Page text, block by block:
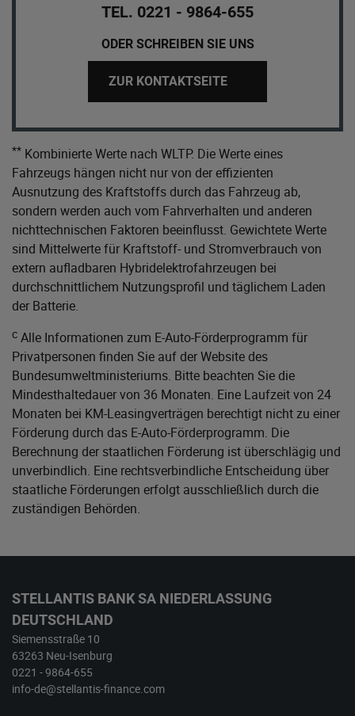
TEL. 0221 - 9864-655
ODER SCHREIBEN SIE UNS
ZUR KONTAKTSEITE
** Kombinierte Werte nach WLTP. Die Werte eines
Fahrzeugs hängen nicht nur von der effizienten
Ausnutzung des Kraftstoffs durch das Fahrzeug ab,
sondern werden auch vom Fahrverhalten und anderen
nichttechnischen Faktoren beeinflusst. Gewichtete Werte
sind Mittelwerte für Kraftstoff- und Stromverbrauch von
extern aufladbaren Hybridelektrofahrzeugen bei
durchschnittlichem Nutzungsprofil und täglichem Laden
der Batterie.
c Alle Informationen zum E-Auto-Förderprogramm für
Privatpersonen finden Sie auf der Website des
Bundesumweltministeriums. Bitte beachten Sie die
Mindesthaltedauer von 36 Monaten. Eine Laufzeit von 24
Monaten bei KM-Leasingverträgen berechtigt nicht zu einer
Förderung durch das E-Auto-Förderprogramm. Die
Berechnung der staatlichen Förderung ist überschlägig und
unverbindlich. Eine rechtsverbindliche Entscheidung über
staatliche Förderungen erfolgt ausschließlich durch die
zuständigen Behörden.
STELLANTIS BANK SA NIEDERLASSUNG
DEUTSCHLAND
Siemensstraße 10
63263 Neu-Isenburg
0221 - 9864-655
info-de@stellantis-finance.com